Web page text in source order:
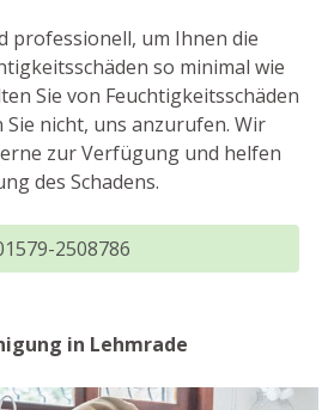
professionell, um Ihnen die
so minimal wie
Sie von Feuchtigkeitsschäden
nicht, uns anzurufen. Wir
zur Verfügung und helfen
des Schadens.
2508786
in Lehmrade